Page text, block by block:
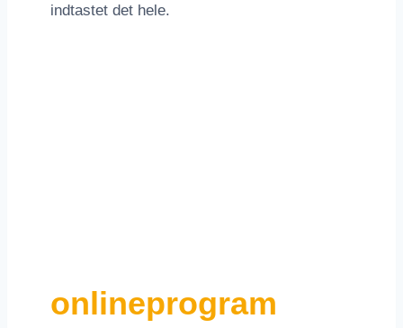
indtastet det hele.
onlineprogram